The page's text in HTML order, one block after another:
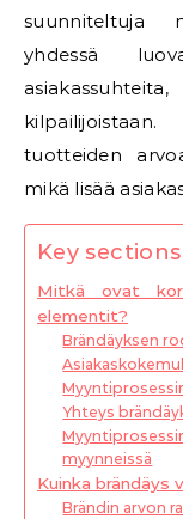
suunniteltuja
yhdessä
tuotteiden
mikä lisää
Key
Mitkä ovat
elementit?
Brändäyksen
Yhteys
myynneissä
Kuinka brändäys
Brändin arvon